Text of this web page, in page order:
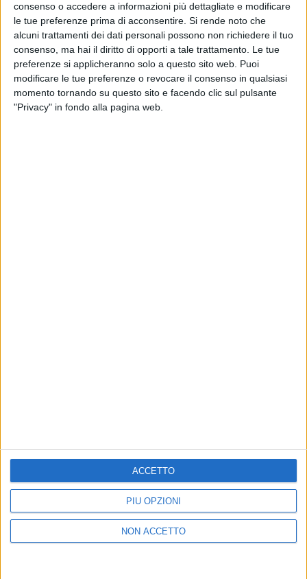
consenso o accedere a informazioni più dettagliate e modificare
le tue preferenze prima di acconsentire. Si rende noto che
alcuni trattamenti dei dati personali possono non richiedere il tuo
consenso, ma hai il diritto di opporti a tale trattamento. Le tue
preferenze si applicheranno solo a questo sito web. Puoi
modificare le tue preferenze o revocare il consenso in qualsiasi
momento tornando su questo sito e facendo clic sul pulsante
"Privacy" in fondo alla pagina web.
PIÙ OPZIONI
NON ACCETTO
ACCETTO
Jovanotti chiude RisorgiMarche 2018:
concerto speciale a Matelica
Dopo il lungo tour accetta l’invito di Neri Marcorè al
festival solidale
Chi siamo Contattaci